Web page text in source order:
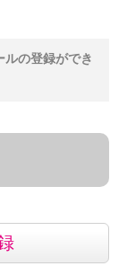
ルの登録ができ